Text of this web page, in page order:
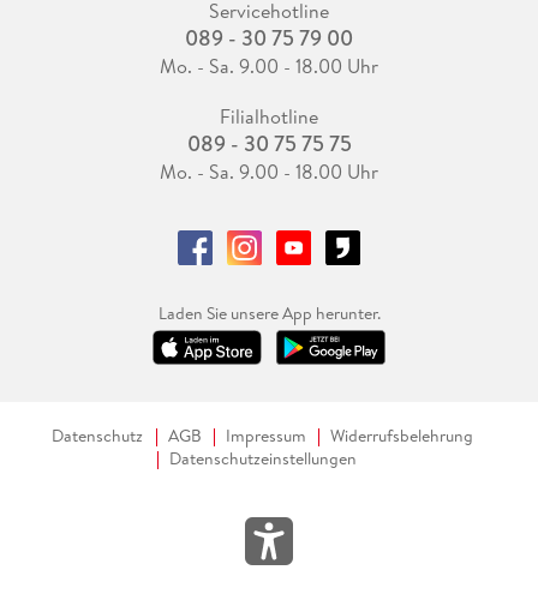
Servicehotline
089 - 30 75 79 00
Mo. - Sa. 9.00 - 18.00 Uhr
Filialhotline
089 - 30 75 75 75
Mo. - Sa. 9.00 - 18.00 Uhr
Laden Sie unsere App herunter.
Datenschutz AGB Impressum
Widerrufsbelehrung
Datenschutzeinstellungen